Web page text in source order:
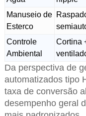
Manuseio de
Esterco
Controle
Ambiental
Cortina
Da perspectiva de
automatizados tipo
taxa de conversão
desempenho geral